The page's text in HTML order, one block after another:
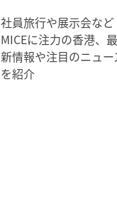
社員旅行や展示会など
MICEに注力の香港、最
新情報や注目のニュー
を紹介